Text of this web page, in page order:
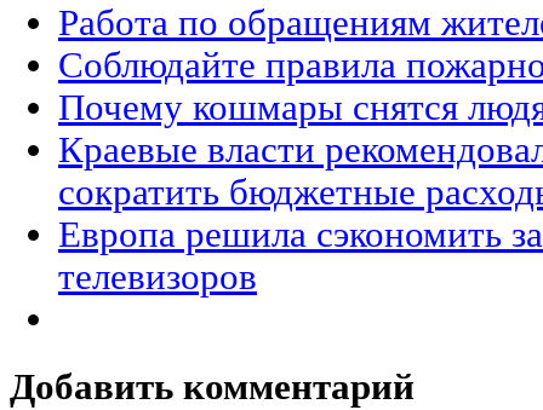
Работа по обращениям
Соблюдайте правила
Почему кошмары снятся
Краевые власти
сократить бюджетные
Европа решила сэкономить
телевизоров
Добавить комментарий